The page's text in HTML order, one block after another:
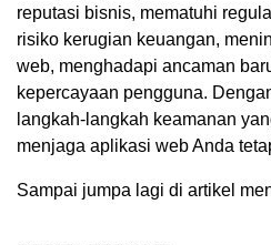
reputasi bisnis, mematuhi
risiko kerugian keuangan,
web, menghadapi ancaman
kepercayaan pengguna.
langkah-langkah keamanan
menjaga aplikasi web Anda
Sampai jumpa lagi di artikel